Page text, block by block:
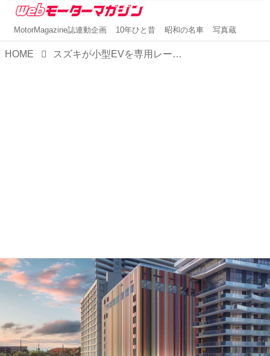
MotorMagazine誌連動企画 10年ひと昔 昭和の名車 写真蔵
HOME スズキが小型EVを専用レーンで隊列自動運行させる新公共交通システム導入に向けた検討を開始。インドの交通環境改善に寄与